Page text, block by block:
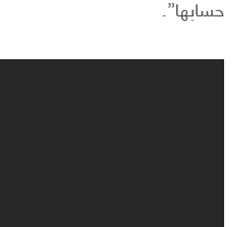
حسابها”.